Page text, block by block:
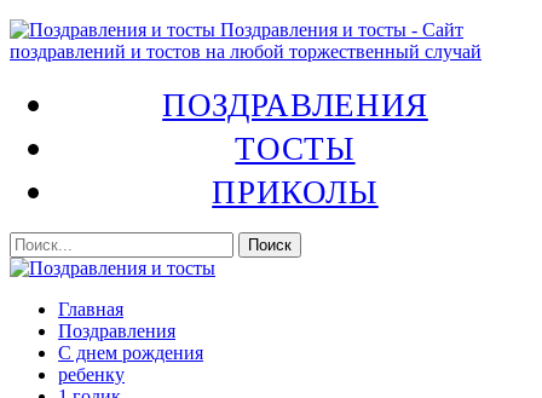
Поздравления и тосты - Сайт
поздравлений и тостов на любой торжественный случай
ПОЗДРАВЛЕНИЯ
ТОСТЫ
ПРИКОЛЫ
Главная
Поздравления
С днем рождения
ребенку